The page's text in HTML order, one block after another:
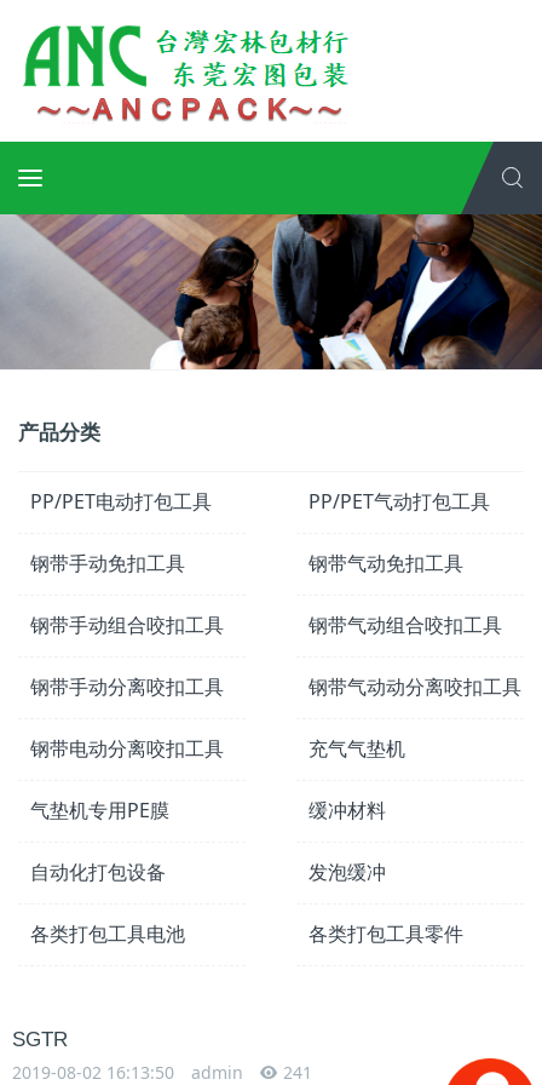
产品分类
PP/PET电动打包工具 PP/PET气动打包工具
钢带手动免扣工具 钢带气动免扣工具
钢带手动组合咬扣工具 钢带气动组合咬扣工具
钢带手动分离咬扣工具 钢带气动动分离咬扣工具
钢带电动分离咬扣工具 充气气垫机
气垫机专用PE膜 缓冲材料
自动化打包设备 发泡缓冲
各类打包工具电池 各类打包工具零件
SGTR
2019-08-02 16:13:50
admin 241